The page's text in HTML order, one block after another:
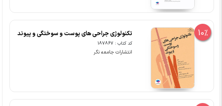
10% تکنولوژی جراحی های پوست و سوختگی و پیوند
کد کتاب : 187867
انتشارات جامعه نگر